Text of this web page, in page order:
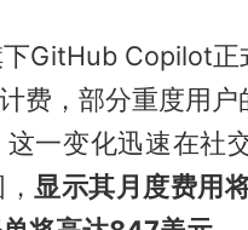
GitHub Copilot
费，部分重度用
一变化迅速在社
显示其月度费用